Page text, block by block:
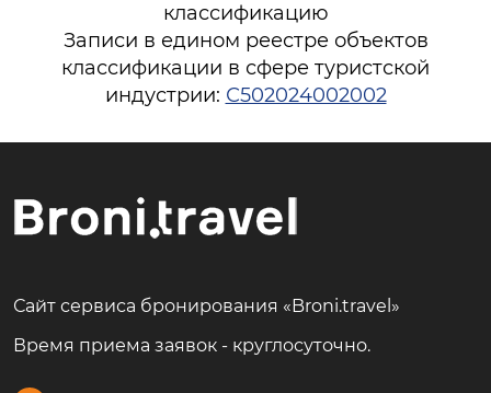
классификацию
Записи в едином реестре объектов
классификации в сфере туристской
индустрии: С502024002002
Сайт сервиса бронирования «Broni.travel»
Время приема заявок - круглосуточно.